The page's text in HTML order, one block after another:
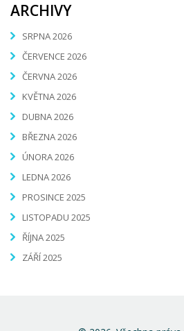
ARCHIVY
SRPNA 2026
ČERVENCE 2026
ČERVNA 2026
KVĚTNA 2026
DUBNA 2026
BŘEZNA 2026
ÚNORA 2026
LEDNA 2026
PROSINCE 2025
LISTOPADU 2025
ŘÍJNA 2025
ZÁŘÍ 2025